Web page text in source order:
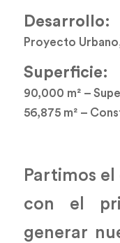
Desarrollo:
Proyecto
Superficie:
90,000 m² –
56,875 m² –
Partimos
con el
generar